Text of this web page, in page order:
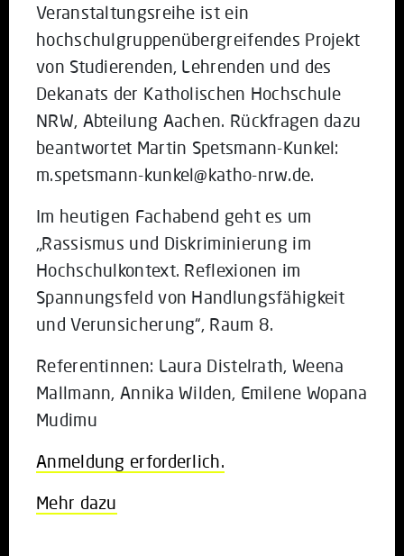
Veranstaltungsreihe ist ein
hochschulgruppenübergreifendes Projekt
von Studierenden, Lehrenden und des
Dekanats der Katholischen Hochschule
NRW, Abteilung Aachen. Rückfragen dazu
beantwortet Martin Spetsmann-Kunkel:
m.spetsmann-kunkel@katho-nrw.de.
Im heutigen Fachabend geht es um
„Rassismus und Diskriminierung im
Hochschulkontext. Reflexionen im
Spannungsfeld von Handlungsfähigkeit
und Verunsicherung“, Raum 8.
Referentinnen: Laura Distelrath, Weena
Mallmann, Annika Wilden, Emilene Wopana
Mudimu
Anmeldung erforderlich.
Mehr dazu